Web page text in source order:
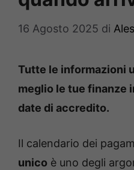
16 Agosto 2025 di
Tutte le informazioni
meglio le tue finanze
date di accredito.
Il calendario dei
unico è uno degli